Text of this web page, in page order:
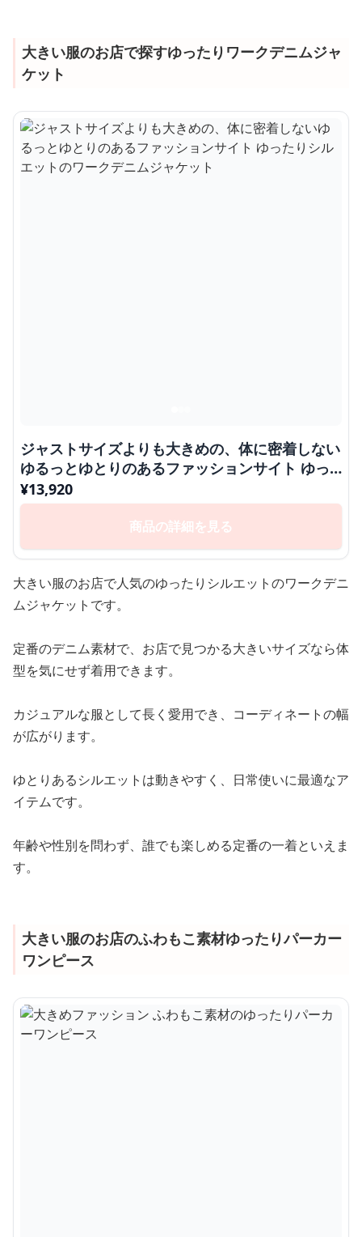
大きい服のお店で探すゆったりワークデニムジャ
ケット
ジャストサイズよりも大きめの、体に密着しない
ゆるっとゆとりのあるファッションサイト ゆっ
たりシルエットのワークデニムジャケット
¥13,920
商品の詳細を見る
大きい服のお店で人気のゆったりシルエットのワークデニ
ムジャケットです。
定番のデニム素材で、お店で見つかる大きいサイズなら体
型を気にせず着用できます。
カジュアルな服として長く愛用でき、コーディネートの幅
が広がります。
ゆとりあるシルエットは動きやすく、日常使いに最適なア
イテムです。
年齢や性別を問わず、誰でも楽しめる定番の一着といえま
す。
大きい服のお店のふわもこ素材ゆったりパーカー
ワンピース